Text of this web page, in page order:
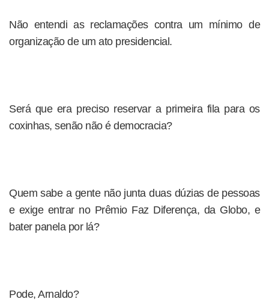
Não entendi as reclamações contra um mínimo de
organização de um ato presidencial.
Será que era preciso reservar a primeira fila para os
coxinhas, senão não é democracia?
Quem sabe a gente não junta duas dúzias de pessoas
e exige entrar no Prêmio Faz Diferença, da Globo, e
bater panela por lá?
Pode, Arnaldo?